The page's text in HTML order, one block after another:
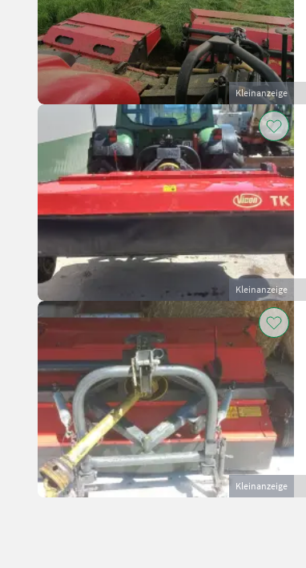
Kleinanzeige
Kleinanzeige
Kleinanzeige